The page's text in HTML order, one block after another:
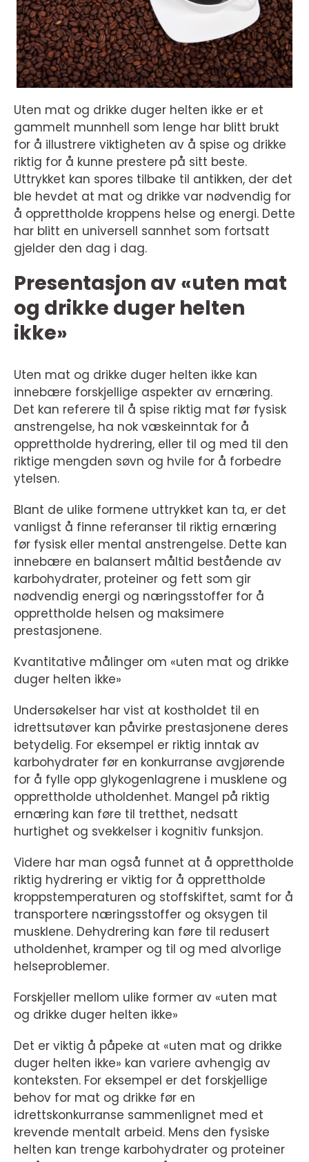
Uten mat og drikke duger helten ikke er et
gammelt munnhell som lenge har blitt brukt
for å illustrere viktigheten av å spise og drikke
riktig for å kunne prestere på sitt beste.
Uttrykket kan spores tilbake til antikken, der det
ble hevdet at mat og drikke var nødvendig for
å opprettholde kroppens helse og energi. Dette
har blitt en universell sannhet som fortsatt
gjelder den dag i dag.
Presentasjon av «uten mat
og drikke duger helten
ikke»
Uten mat og drikke duger helten ikke kan
innebære forskjellige aspekter av ernæring.
Det kan referere til å spise riktig mat før fysisk
anstrengelse, ha nok væskeinntak for å
opprettholde hydrering, eller til og med til den
riktige mengden søvn og hvile for å forbedre
ytelsen.
Blant de ulike formene uttrykket kan ta, er det
vanligst å finne referanser til riktig ernæring
før fysisk eller mental anstrengelse. Dette kan
innebære en balansert måltid bestående av
karbohydrater, proteiner og fett som gir
nødvendig energi og næringsstoffer for å
opprettholde helsen og maksimere
prestasjonene.
Kvantitative målinger om «uten mat og drikke
duger helten ikke»
Undersøkelser har vist at kostholdet til en
idrettsutøver kan påvirke prestasjonene deres
betydelig. For eksempel er riktig inntak av
karbohydrater før en konkurranse avgjørende
for å fylle opp glykogenlagrene i musklene og
opprettholde utholdenhet. Mangel på riktig
ernæring kan føre til tretthet, nedsatt
hurtighet og svekkelser i kognitiv funksjon.
Videre har man også funnet at å opprettholde
riktig hydrering er viktig for å opprettholde
kroppstemperaturen og stoffskiftet, samt for å
transportere næringsstoffer og oksygen til
musklene. Dehydrering kan føre til redusert
utholdenhet, kramper og til og med alvorlige
helseproblemer.
Forskjeller mellom ulike former av «uten mat
og drikke duger helten ikke»
Det er viktig å påpeke at «uten mat og drikke
duger helten ikke» kan variere avhengig av
konteksten. For eksempel er det forskjellige
behov for mat og drikke før en
idrettskonkurranse sammenlignet med et
krevende mentalt arbeid. Mens den fysiske
helten kan trenge karbohydrater og proteiner